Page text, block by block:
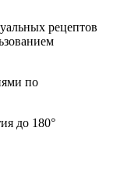
рецептов
по
до 180°